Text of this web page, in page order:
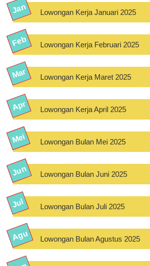
Lowongan Kerja Januari 2025
Lowongan Kerja Februari 2025
Lowongan Kerja Maret 2025
Lowongan Kerja April 2025
Lowongan Bulan Mei 2025
Lowongan Bulan Juni 2025
Lowongan Bulan Juli 2025
Lowongan Bulan Agustus 2025